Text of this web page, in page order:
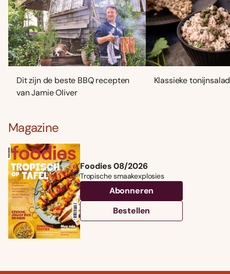
Dit zijn de beste BBQ recepten
van Jamie Oliver
Klassieke
Magazine
Foodies 08/2026
Tropische smaakexplosies
Abonneren
Bestellen